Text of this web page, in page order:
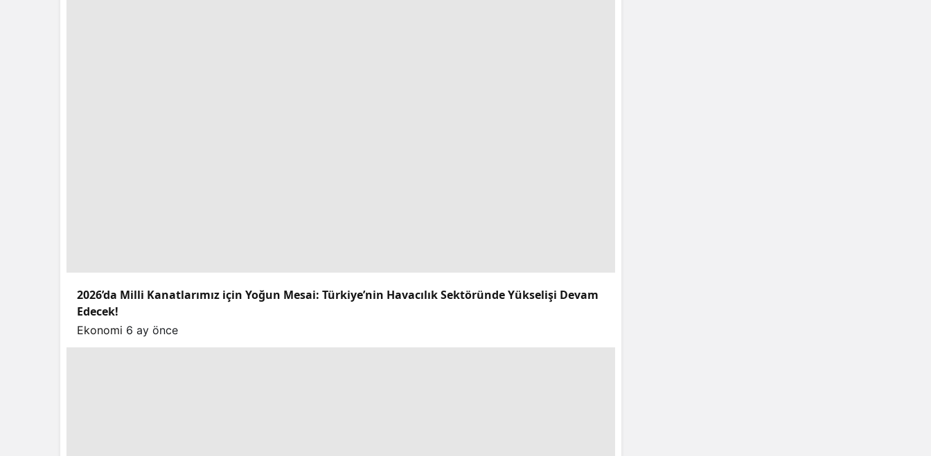
2026’da Milli Kanatlarımız için Yoğun Mesai: Türkiye’nin Havacılık Sektöründe Yükselişi Devam
Edecek!
Ekonomi 6 ay önce